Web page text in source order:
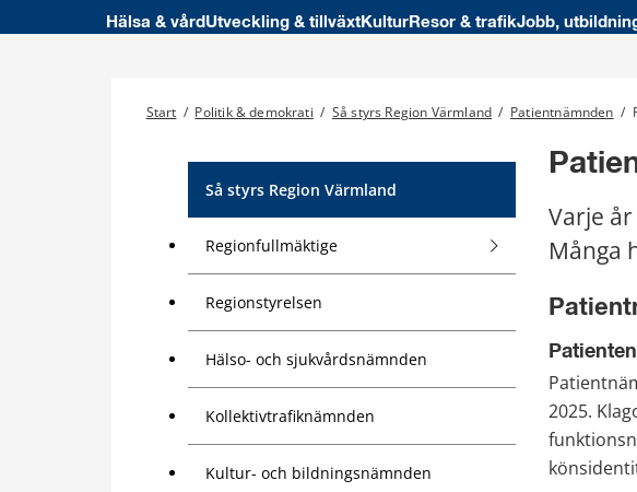
Hälsa & vård Utveckling & tillväxtKulturResor & trafikJobb,
Start / Politik & demokrati / Så styrs Region Värmland / Patientnämnden /
Så styrs Region Värmland
Regionfullmäktige
Regionstyrelsen
Hälso- och sjukvårdsnämnden
Kollektivtrafiknämnden
Kultur- och bildningsnämnden
Varje
Många
2025.